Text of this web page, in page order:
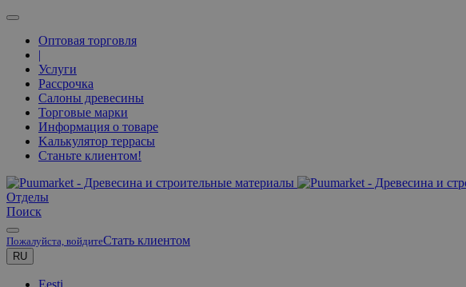
Оптовая торговля
|
Услуги
Рассрочка
Салоны древесины
Торговые марки
Информация о товаре
Kалькулятор террасы
Станьте клиентом!
Oтделы
Поиск
Пожалуйста, войдитеСтать клиентом
RU
Eesti